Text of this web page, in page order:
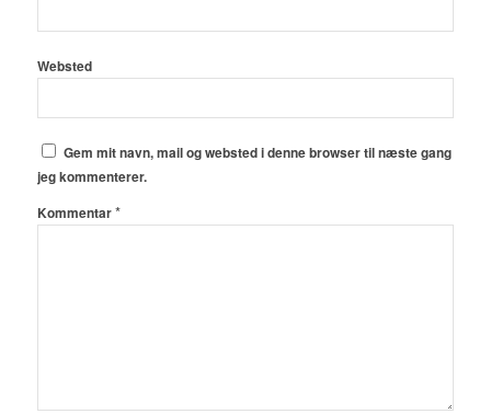
Websted
Gem mit navn, mail og websted i denne browser til næste gang
jeg kommenterer.
Kommentar*